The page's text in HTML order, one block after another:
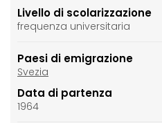
Livello di scolarizzazione
frequenza universitaria
Paesi di emigrazione
Svezia
Data di partenza
1964